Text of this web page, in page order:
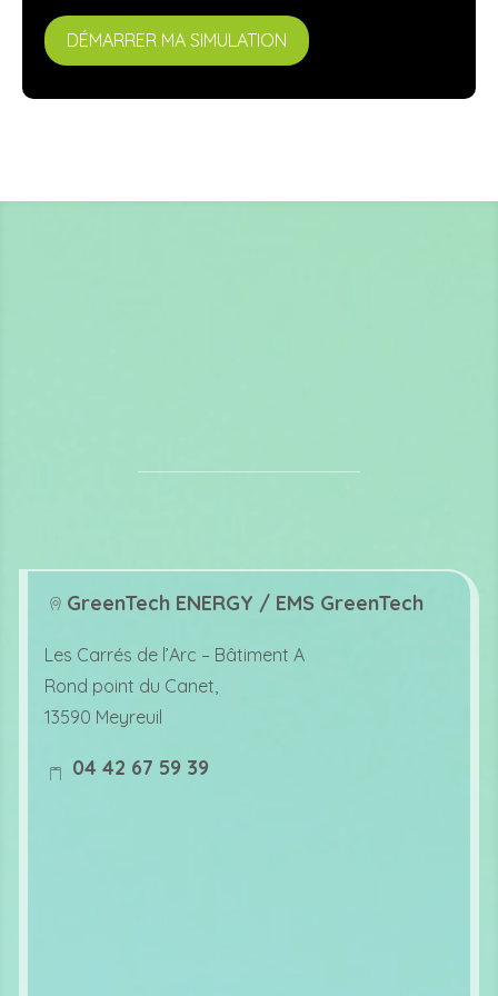
DÉMARRER MA SIMULATION
c
at
n
GreenTech ENERGY / EMS GreenTech
Les Carrés de l’Arc – Bâtiment A
Rond point du Canet,
13590 Meyreuil
04 42 67 59 39